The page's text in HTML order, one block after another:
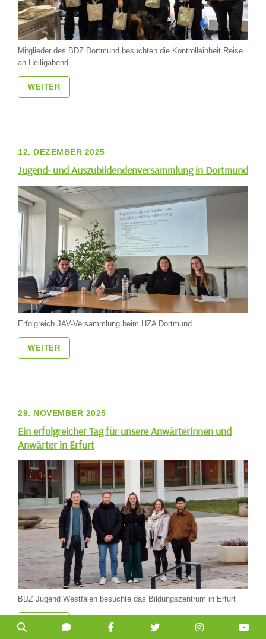
Mitglieder des BDZ Dortmund besuchten die Kontrolleinheit Reise
an Heiligabend
WEITER
12. DEZEMBER 2025
Jugend- und Auszubildendenversammlung in Dortmund
Erfolgreich JAV-Versammlung beim HZA Dortmund
WEITER
29. NOVEMBER 2025
Ein erfolgreicher Tag für unsere Anwärterinnen und
Anwärter in Erfurt
BDZ Jugend Westfalen besuchte das Bildungszentrum in Erfurt